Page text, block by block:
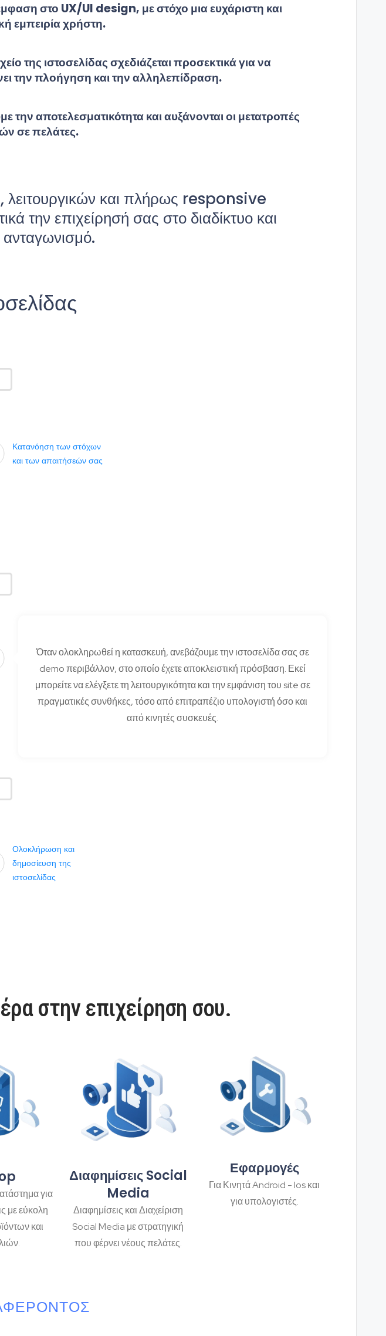
στο UX/UI design, με στόχο μια ευχάριστη και
εμπειρία χρήστη.
της ιστοσελίδας σχεδιάζεται προσεκτικά για να
την πλοήγηση και την αλληλεπίδραση.
την αποτελεσματικότητα και αυξάνονται οι μετατροπές
σε πελάτες.
λειτουργικών και πλήρως responsive
την επιχείρησή σας στο διαδίκτυο και
Κατανόηση των στόχων
και των απαιτήσεών σας
Όταν ολοκληρωθεί η κατασκευή, ανεβάζουμε την ιστοσελίδα σας σε
demo περιβάλλον, στο οποίο έχετε αποκλειστική πρόσβαση. Εκεί
μπορείτε να ελέγξετε τη λειτουργικότητα και την εμφάνιση του site σε
πραγματικές συνθήκες, τόσο από επιτραπέζιο υπολογιστή όσο και
από κινητές συσκευές.
Ολοκλήρωση και
δημοσίευση της
ιστοσελίδας
στην επιχείρηση σου.
για
με εύκολη
και
Διαφημίσεις Social
Media
Διαφημίσεις και Διαχείριση
Social Media με στρατηγική
που φέρνει νέους πελάτες.
Εφαρμογές
Για Κινητά Android - Ios και
για υπολογιστές.